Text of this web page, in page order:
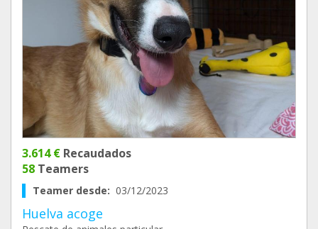
3.614 € Recaudados
58 Teamers
Teamer desde: 03/12/2023
Huelva acoge